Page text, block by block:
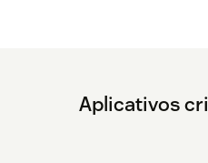
Aplicativos